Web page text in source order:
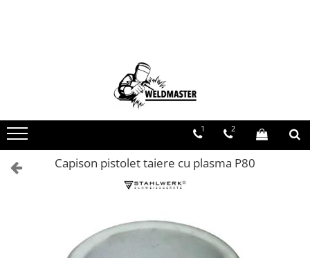
Aparate de sudura fara gaz
Aparate de sudura MIG-MAG
Aparate de sudura TIG-WIG
Masti de sudura cu cristale lichide
Accesorii taiere cu plasma
Accesorii TIG/WIG
1 2
Capison pistolet taiere cu plasma P80